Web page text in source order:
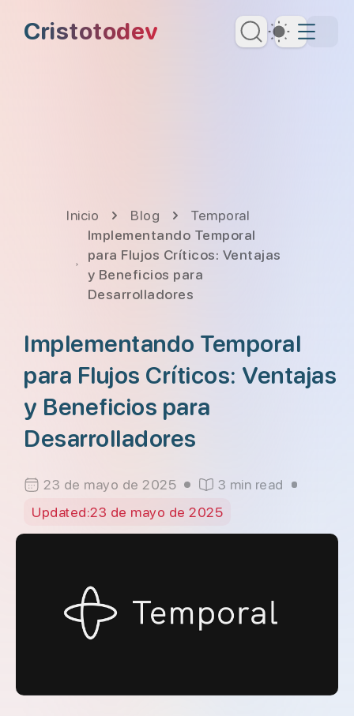
Cristotodev Dark
Inicio Blog
Temporal
Implementando Temporal
para Flujos Críticos: Ventajas
y Beneficios para
Desarrolladores
Implementando Temporal
para Flujos Críticos: Ventajas
y Beneficios para
Desarrolladores
23 de mayo de 2025
3 min read
Updated:23 de mayo de 2025